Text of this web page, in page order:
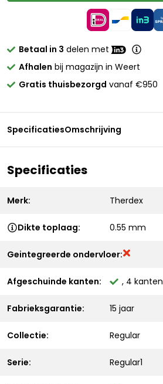
Betaal in 3 delen met
Afhalen bij magazijn in Weert
Gratis thuisbezorgd vanaf €950
SpecificatiesOmschrijving
Specificaties
Merk: Therdex
Dikte toplaag: 0.55 mm
Geintegreerde ondervloer:
Afgeschuinde kanten: , 4 kanten
Fabrieksgarantie: 15 jaar
Collectie: Regular
Serie: Regular1